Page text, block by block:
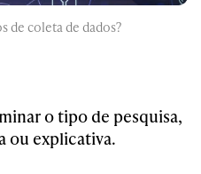
de coleta de dados?
o tipo de pesquisa,
ou explicativa.